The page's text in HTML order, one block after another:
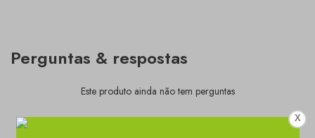
Perguntas & respostas
Este produto ainda não tem perguntas
X